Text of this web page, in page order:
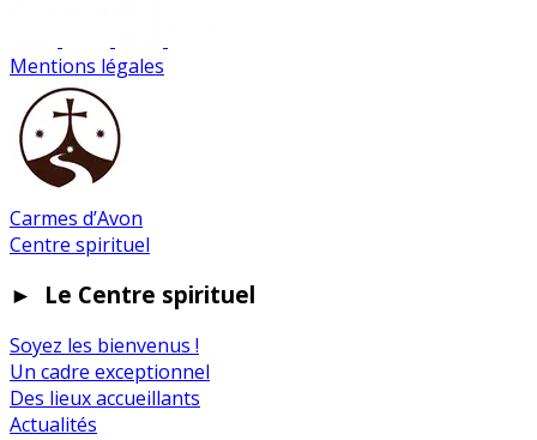
Mentions légales
Carmes d’Avon
Centre spirituel
► Le Centre spirituel
Soyez les bienvenus !
Un cadre exceptionnel
Des lieux accueillants
Actualités